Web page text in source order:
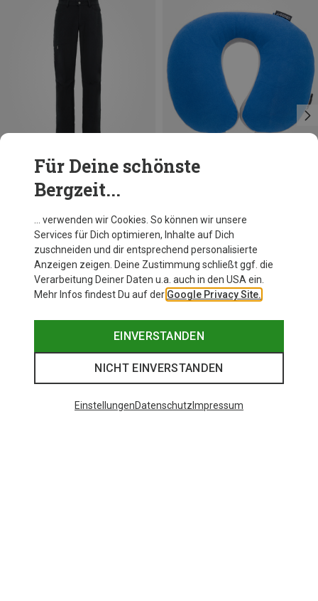
Du sparst 18%
Für Deine schönste
Bergzeit...
… verwenden wir Cookies. So können wir unsere
Services für Dich optimieren, Inhalte auf Dich
zuschneiden und dir entsprechend personalisierte
Anzeigen zeigen. Deine Zustimmung schließt ggf. die
Verarbeitung Deiner Daten u.a. auch in den USA ein.
Mehr Infos findest Du auf der Google Privacy Site.
EINVERSTANDEN
NICHT EINVERSTANDEN
EinstellungenDatenschutz Impressum